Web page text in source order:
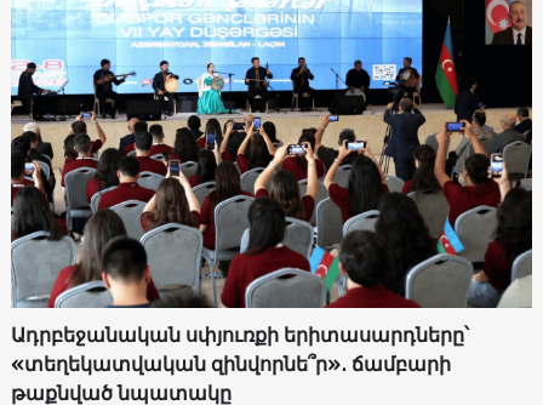
Ադրբեջանական սփյուռքի երիտասարդները՝
«տեղեկատվական զինվորնե՞ր»․ ճամբարի
թաքնված նպատակը